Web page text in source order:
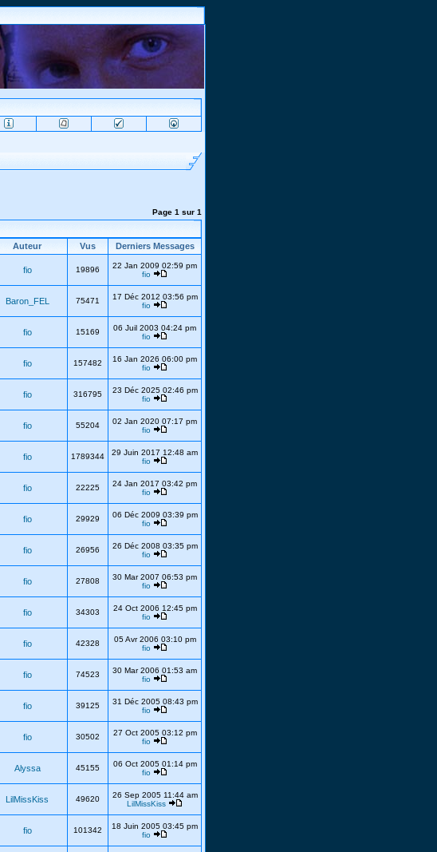
Page 1 sur 1
Auteur Vus Derniers Messages
fio 19896
22 Jan 2009 02:59 pm
fio
Baron_FEL 75471
17 Déc 2012 03:56 pm
fio
fio 15169
06 Juil 2003 04:24 pm
fio
fio 157482
16 Jan 2026 06:00 pm
fio
fio 316795
23 Déc 2025 02:46 pm
fio
fio 55204
02 Jan 2020 07:17 pm
fio
fio 1789344
29 Juin 2017 12:48 am
fio
fio 22225
24 Jan 2017 03:42 pm
fio
fio 29929
06 Déc 2009 03:39 pm
fio
fio 26956
26 Déc 2008 03:35 pm
fio
fio 27808
30 Mar 2007 06:53 pm
fio
fio 34303
24 Oct 2006 12:45 pm
fio
fio 42328
05 Avr 2006 03:10 pm
fio
fio 74523
30 Mar 2006 01:53 am
fio
fio 39125
31 Déc 2005 08:43 pm
fio
fio 30502
27 Oct 2005 03:12 pm
fio
Alyssa 45155
06 Oct 2005 01:14 pm
fio
LilMissKiss 49620
26 Sep 2005 11:44 am
LilMissKiss
fio 101342
18 Juin 2005 03:45 pm
fio